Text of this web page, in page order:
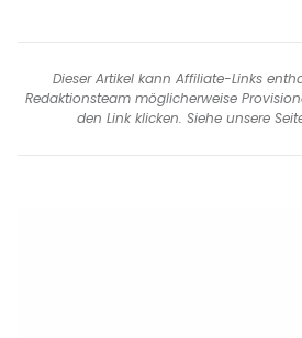
Dieser Artikel kann Affiliate-Links
Redaktionsteam möglicherweise
den Link klicken. Siehe unsere